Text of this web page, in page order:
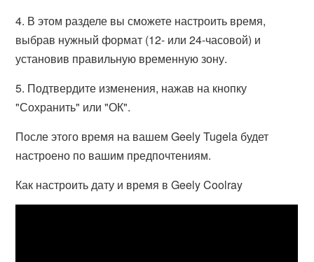
4. В этом разделе вы сможете настроить время,
выбрав нужный формат (12- или 24-часовой) и
установив правильную временную зону.
5. Подтвердите изменения, нажав на кнопку
"Сохранить" или "ОК".
После этого время на вашем Geely Tugela будет
настроено по вашим предпочтениям.
Как настроить дату и время в Geely Coolray